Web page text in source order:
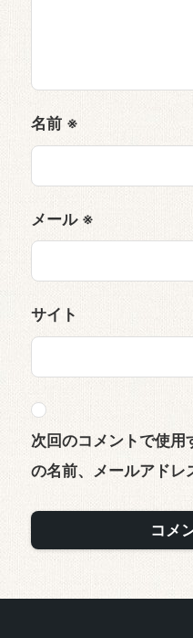
名前 ※
メール ※
サイト
次回のコメントで使用
の名前、メールアドレ